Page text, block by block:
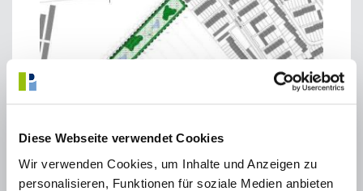
Diese Webseite verwendet Cookies
Wir verwenden Cookies, um Inhalte und Anzeigen zu
personalisieren, Funktionen für soziale Medien anbieten